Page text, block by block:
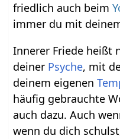
friedlich auch beim
immer du mit
Innerer Friede heißt
deiner Psyche, mit
deinem eigenen
häufig gebrauchte
auch dazu. Auch
wenn du dich